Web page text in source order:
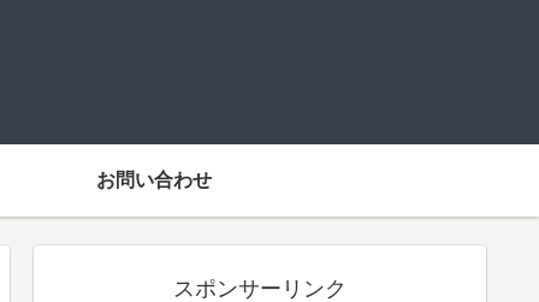
お問い合わせ
スポンサーリンク